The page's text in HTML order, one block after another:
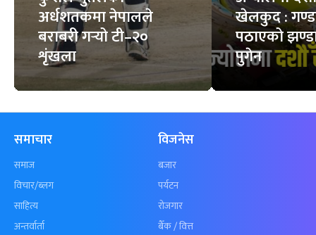
अर्धशतकमा नेपालले
बराबरी गर्‍यो टी–२०
शृंखला
खेलकुद :
पठाएको
पुगेन
समाचार
समाज
विचार/ब्लग
साहित्य
अन्तर्वार्ता
विजनेस
बजार
पर्यटन
रोजगार
बैँक / वित्त